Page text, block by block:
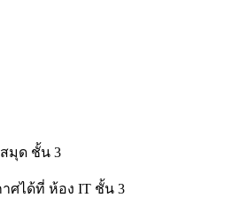
มุด ชั้น 3
ศได้ที่ ห้อง IT ชั้น 3